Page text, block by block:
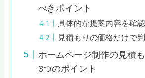
べきポイント
具体的な提案内容を確
見積もりの価格だけで
ホームページ制作の見積
3つのポイント